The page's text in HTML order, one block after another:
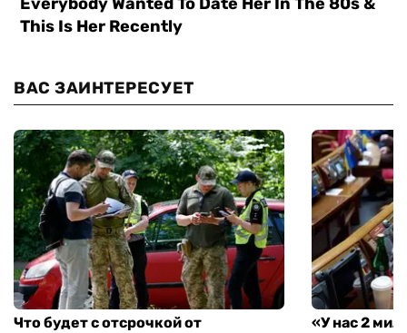
ВАС ЗАИНТЕРЕСУЕТ
Что будет с отсрочкой от
«У нас 2